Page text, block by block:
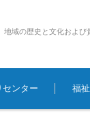
地域の歴史と文化および
センター 福祉